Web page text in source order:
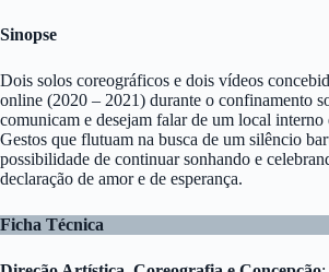
Sinopse
Dois solos coreográficos e dois vídeos
online (2020 – 2021) durante o confinamento
comunicam e desejam falar de um local
Gestos que flutuam na busca de um silêncio
possibilidade de continuar sonhando e
declaração de amor e de esperança.
Ficha Técnica